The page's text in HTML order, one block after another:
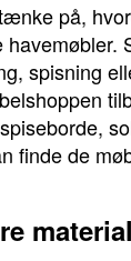
på,
spisning
finde de